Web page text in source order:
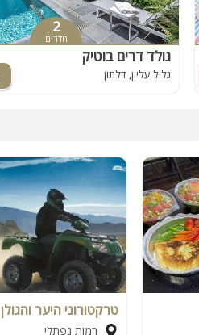
2
חדרים
גולד דרים בוטיק
גליל עליון, דלתון
טרקטורוני היער והגולן
רמות נפתלי